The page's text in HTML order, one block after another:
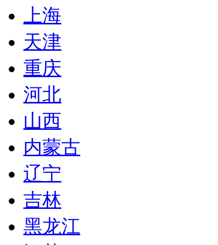
上海
天津
重庆
河北
山西
内蒙古
辽宁
吉林
黑龙江